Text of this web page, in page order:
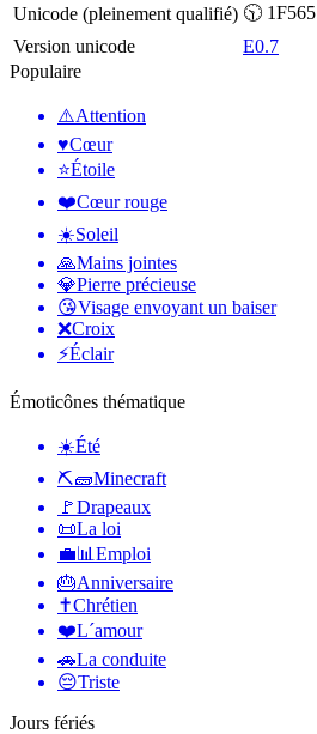
Unicode (pleinement qualifié) 🕥 1F565
Version unicode
E0.7
Populaire
⚠️Attention
♥️Cœur
⭐Étoile
❤️Cœur rouge
☀️Soleil
🙏Mains jointes
💎Pierre précieuse
😘Visage envoyant un baiser
❌Croix
⚡Éclair
Émoticônes thématique
☀️Été
⛏🧱Minecraft
🚩Drapeaux
📜La loi
💼📊 Emploi
🎂Anniversaire
✝️Chrétien
❤️L´amour
🚗La conduite
😔Triste
Jours fériés